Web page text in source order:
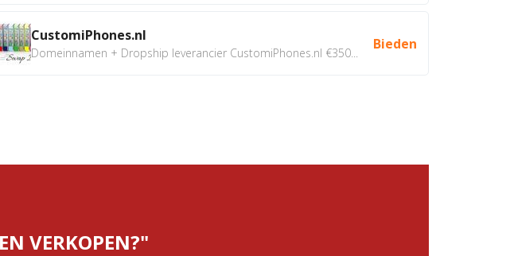
CustomiPhones.nl
Domeinnamen + Dropship leverancier CustomiPhones.nl €350...
Bieden
VERKOPEN?"